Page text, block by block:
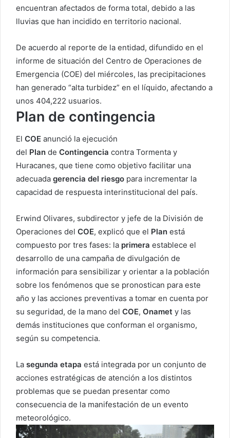
encuentran afectados de forma total, debido a las
lluvias que han incidido en territorio nacional.
De acuerdo al reporte de la entidad, difundido en el
informe de situación del Centro de Operaciones de
Emergencia (COE) del miércoles, las precipitaciones
han generado “alta turbidez” en el líquido, afectando a
unos 404,222 usuarios.
Plan de contingencia
El COE anunció la ejecución
del Plan de Contingencia contra Tormenta y
Huracanes, que tiene como objetivo facilitar una
adecuada gerencia del riesgo para incrementar la
capacidad de respuesta interinstitucional del país.
Erwind Olivares, subdirector y jefe de la División de
Operaciones del COE, explicó que el Plan está
compuesto por tres fases: la primera establece el
desarrollo de una campaña de divulgación de
información para sensibilizar y orientar a la población
sobre los fenómenos que se pronostican para este
año y las acciones preventivas a tomar en cuenta por
su seguridad, de la mano del COE, Onamet y las
demás instituciones que conforman el organismo,
según su competencia.
La segunda etapa está integrada por un conjunto de
acciones estratégicas de atención a los distintos
problemas que se puedan presentar como
consecuencia de la manifestación de un evento
meteorológico.